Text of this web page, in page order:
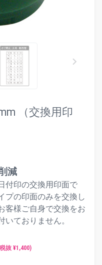
keyboard_arrow_right
（交換用印
減
付印の交換用印面で
プの印面のみを交換し
客様ご自身で交換をお
ておりません。
抜 ¥1,400)